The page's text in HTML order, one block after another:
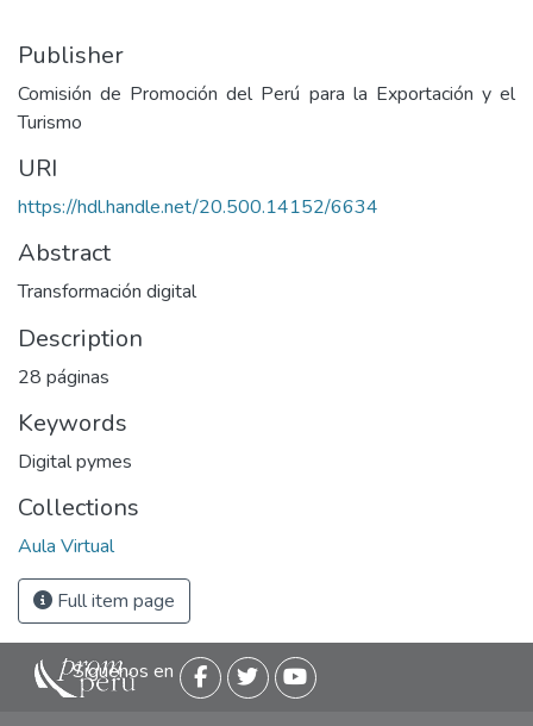
Publisher
Comisión de Promoción del Perú para la Exportación y el
Turismo
URI
https://hdl.handle.net/20.500.14152/6634
Abstract
Transformación digital
Description
28 páginas
Keywords
Digital pymes
Collections
Aula Virtual
Full item page
Siguenos en